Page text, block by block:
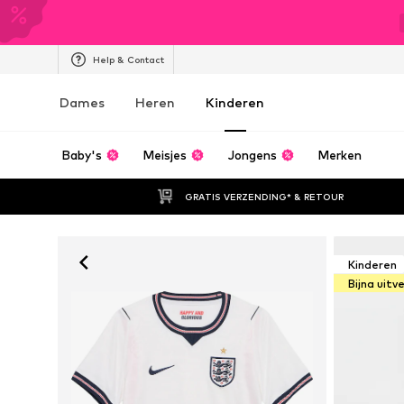
Help & Contact
Dames Heren Kinderen
Baby's Meisjes Jongens Merken
GRATIS VERZENDING* & RETOUR
Kinderen
Bijna